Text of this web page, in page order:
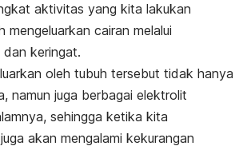
aktivitas yang kita lakukan
mengeluarkan cairan melalui
dan keringat.
oleh tubuh tersebut tidak hanya
namun juga berbagai elektrolit
sehingga ketika kita
akan mengalami kekurangan